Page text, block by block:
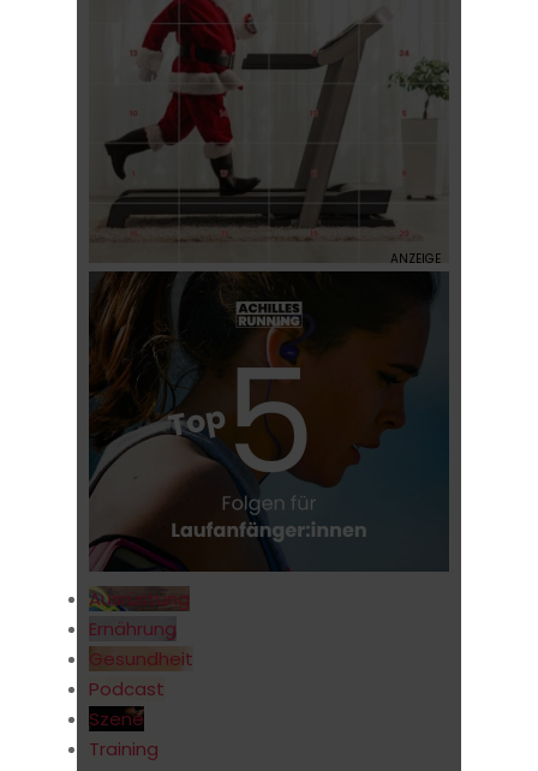
Ausrüstung
Ernährung
Gesundheit
Podcast
Szene
Training